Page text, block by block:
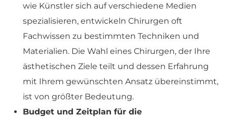
wie Künstler sich auf verschiedene Medien
spezialisieren, entwickeln Chirurgen oft
Fachwissen zu bestimmten Techniken und
Materialien. Die Wahl eines Chirurgen, der Ihre
ästhetischen Ziele teilt und dessen Erfahrung
mit Ihrem gewünschten Ansatz übereinstimmt,
ist von größter Bedeutung.
Budget und Zeitplan für die